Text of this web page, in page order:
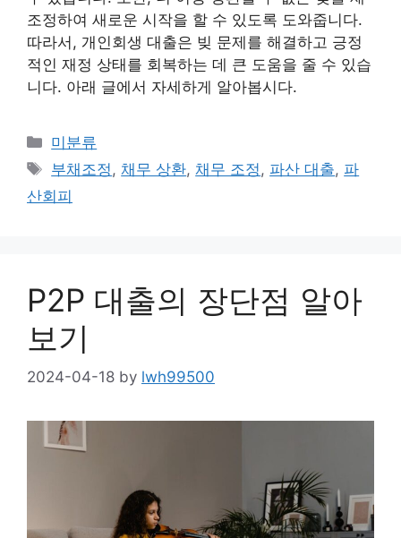
조정하여 새로운 시작을 할 수 있도록 도와줍니다.
따라서, 개인회생 대출은 빚 문제를 해결하고 긍정
적인 재정 상태를 회복하는 데 큰 도움을 줄 수 있습
니다. 아래 글에서 자세하게 알아봅시다.
Categories
미분류
Tags
부채조정 , 채무 상환, 채무 조정 , 파산 대출, 파
산회피
P2P 대출의 장단점 알아
보기
2024-04-18 by lwh99500